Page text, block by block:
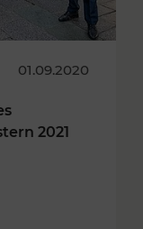
01.09.2020
2021